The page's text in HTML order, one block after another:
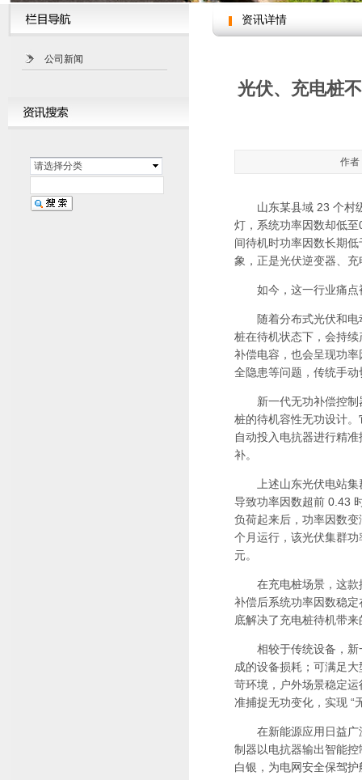
公司新闻
请选择分类
资讯详情
光伏、充电桩
作
山东某县域 23 个村级
灯，系统功率因数却低
间待机时功率因数长期
象，正是光伏逆变器、
如今，这一行业痛点
随着分布式光伏和电
桩在待机状态下，会持
补偿电容，也会呈现功
全隐患等问题，传统手
新一代无功补偿控制
桩的待机容性无功设计
自动投入电抗器进行精
补。
上述山东光伏电站集
导致功率因数超前 0.43
负荷起来后，功率因数
个月运行，该光伏集群
元。
在充电桩场景，这款
补偿后系统功率因数稳
底解决了充电桩待机带
相较于传统设备，新
成的设备损耗；可满足
苛环境，户外场景稳定
准捕捉无功变化，实现 “
在新能源应用日益广
制器以电抗器输出智能
白银，为电网安全保驾护